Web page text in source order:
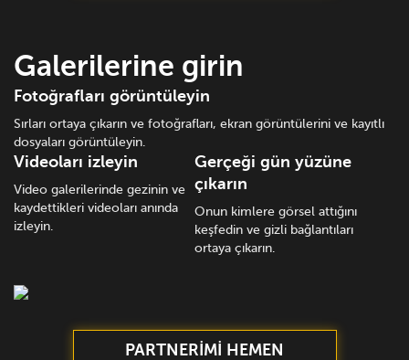
Galerilerine girin
Fotoğrafları görüntüleyin
Sırları ortaya çıkarın ve fotoğrafları, ekran görüntülerini ve kayıtlı
dosyaları görüntüleyin.
Videoları izleyin
Video galerilerinde gezinin ve
kaydettikleri videoları anında
izleyin.
Gerçeği gün yüzüne
çıkarın
Onun kimlere görsel attığını
keşfedin ve gizli bağlantıları
ortaya çıkarın.
PARTNERİMİ HEMEN